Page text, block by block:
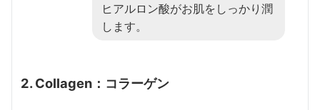
ヒアルロン酸がお肌をしっかり潤
します。
2. Collagen：コラーゲン